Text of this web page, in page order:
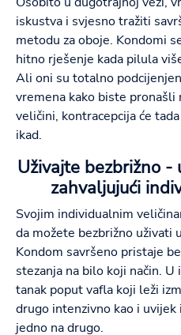
iskustva i svjesno tražiti
metodu za oboje. Kondomi
hitno rješenje kada pilula
Ali oni su totalno
vremena kako biste
veličini, kontracepcija će
ikad.
Uživajte bezbrižno -
zahvaljujući
Svojim individualnim
da možete bezbrižno uživati
Kondom savršeno pristaje
stezanja na bilo koji način.
tanak poput vafla koji leži
drugo intenzivno kao i
jedno na drugo.